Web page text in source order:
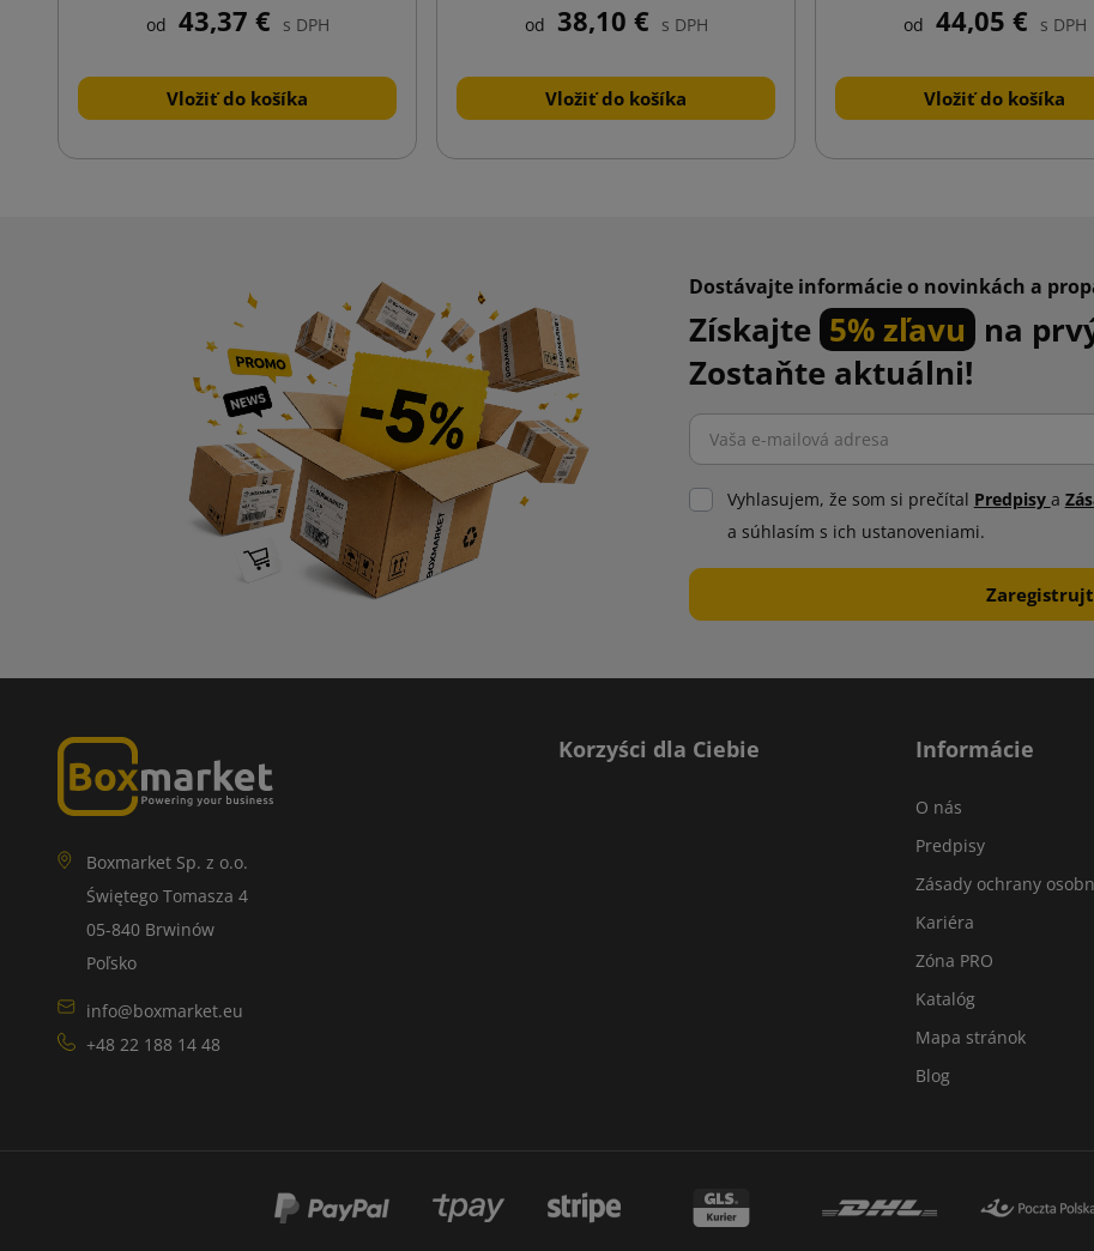
od 43,37 € s DPH
Vložiť do košíka
od 38,10 € s DPH
Vložiť do košíka
od 44,05 € s DPH
Vložiť do košíka
Dostávajte informácie o novinkách a
Získajte 5% zľavu na
Zostaňte aktuálni!
Vyhlasujem, že som si prečítal Predpisy a
a súhlasím s ich ustanoveniami.
Boxmarket Sp. z o.o.
Świętego Tomasza 4
05-840 Brwinów
Poľsko
info@boxmarket.eu
+48 22 188 14 48
Korzyści dla Ciebie Informácie
O nás
Predpisy
Zásady ochrany
Kariéra
Zóna PRO
Katalóg
Mapa stránok
Blog